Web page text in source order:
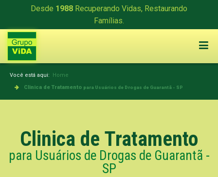
Desde 1988 Recuperando Vidas, Restaurando
Famílias.
Você está aqui: Home
Clinica de Tratamento para Usuários de Drogas de Guarantã - SP
Clinica de Tratamento
para Usuários de Drogas de Guarantã -
SP